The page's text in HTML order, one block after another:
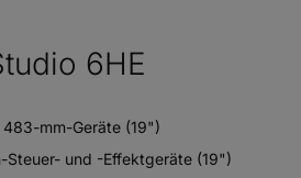
6HE
mm-Geräte (19")
Steuer- und -Effektgeräte (19")